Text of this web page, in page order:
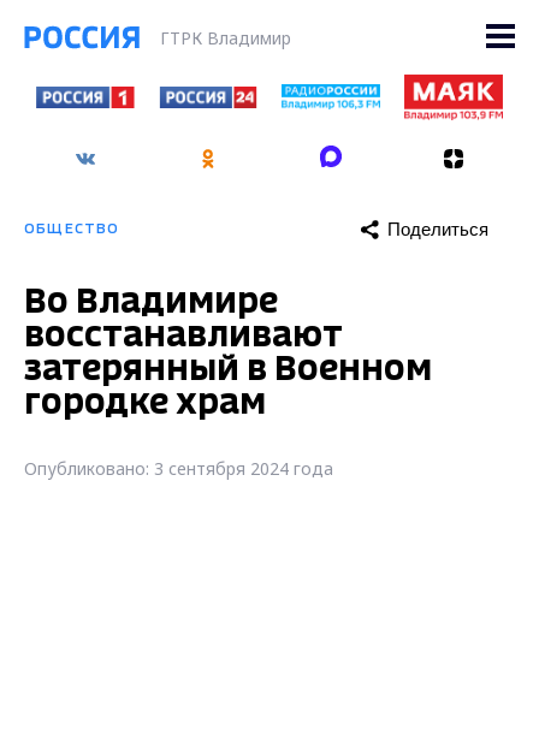
ГТРК Владимир
ОБЩЕСТВО Поделиться
Во Владимире
восстанавливают
затерянный в Военном
городке храм
Опубликовано: 3 сентября 2024 года